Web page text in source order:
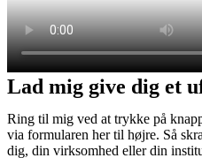
Lad mig give dig et
Ring til mig ved at trykke på
via formularen her til højre. Så
dig, din virksomhed eller din